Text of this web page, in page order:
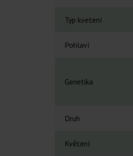
Typ kvetení
Pohlaví
Genetika
Druh
Květení